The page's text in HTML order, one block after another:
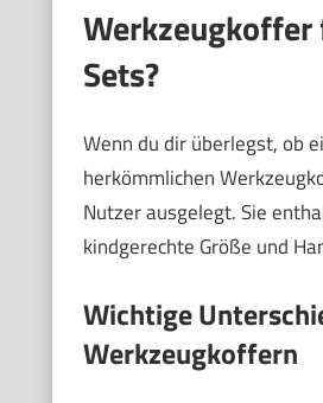
Werkzeugkoffer
Sets?
Wenn du dir überlegst, ob
herkömmlichen
Nutzer ausgelegt. Sie
kindgerechte Größe und
Wichtige
Werkzeugkoffern